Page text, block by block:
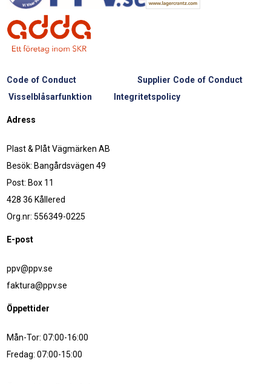
Code of Conduct
Supplier Code of Conduct
Visselblåsarfunktion
Integritetspolicy
Adress
Plast & Plåt Vägmärken AB
Besök: Bangårdsvägen 49
Post: Box 11
428 36 Kållered
Org.nr: 556349-0225
E-post
ppv@ppv.se
faktura@ppv.se
Öppettider
Mån-Tor: 07:00-16:00
Fredag: 07:00-15:00